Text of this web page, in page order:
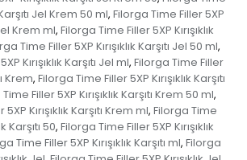
Karşıtı Jel Krem 50 ml, Filorga Time Filler 5XP
Jel Krem ml, Filorga Time Filler 5XP Kırışıklık
Time Filler 5XP Kırışıklık Karşıtı Jel 50 ml,
Kırışıklık Karşıtı Jel ml, Filorga Time Filler
Krem, Filorga Time Filler 5XP Kırışıklık Karşıtı
Filler 5XP Kırışıklık Karşıtı Krem 50 ml,
Kırışıklık Karşıtı Krem ml, Filorga Time
Karşıtı 50, Filorga Time Filler 5XP Kırışıklık
Time Filler 5XP Kırışıklık Karşıtı ml, Filorga